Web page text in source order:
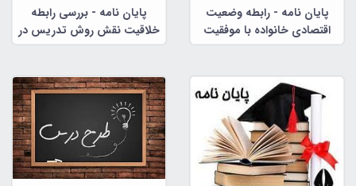
پایان نامه - رابطه وضعیت
اقتصادی خانواده با موفقیت
تحصیلی
پایان نامه - بررسی رابطه
خلاقیت نقش روش تدریس در
پرورش خلاقیت دانش آموزان